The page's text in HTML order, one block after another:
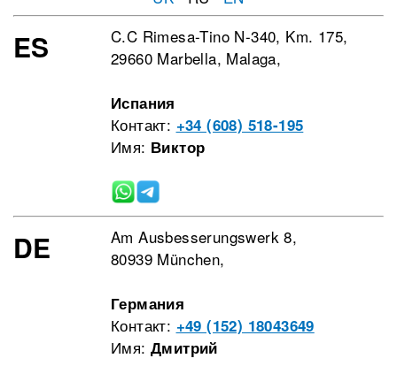
ES
C.C Rimesa-Tino N-340, Km. 175,
29660 Marbella, Malaga,
Испания
Контакт: +34 (608) 518-195
Имя: Виктор
DE
Am Ausbesserungswerk 8,
80939 München,
Германия
Контакт: +49 (152) 18043649
Имя: Дмитрий